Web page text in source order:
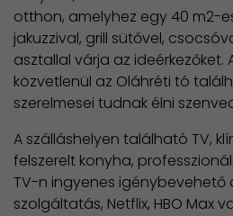
otthon, amelyhez egy 40 m2-
jakuzzival, grill sütővel,
asztallal várja az ideérkezőket.
közvetlenül az Oláhréti tó
szerelmesei tudnak élni
A szálláshelyen található TV,
felszerelt konyha,
TV-n ingyenes igénybevehető
szolgáltatás, Netflix, HBO Max